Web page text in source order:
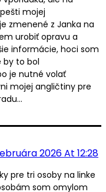
mojej
zmenené z Janka na
urobiť opravu a
informácie, hoci som
by to bol
je nutné volať
mojej angličtiny pre
2026 At 12:28
pre tri osoby na linke
som omylom